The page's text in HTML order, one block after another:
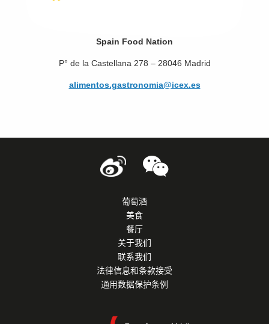
Spain Food Nation
P° de la Castellana 278 – 28046 Madrid
alimentos.gastronomia@icex.es
葡萄酒
美食
餐厅
关于我们
联系我们
法律信息和条款接受
通用数据保护条例